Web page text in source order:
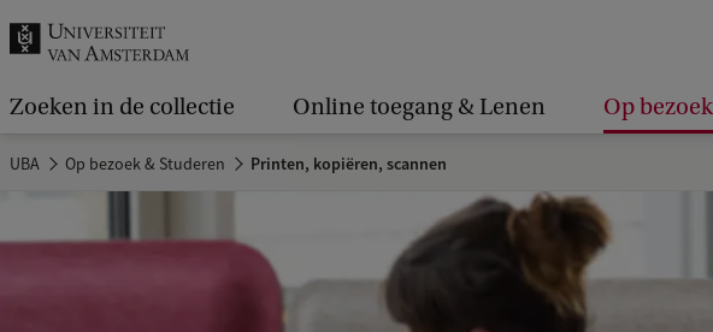
.
Zoeken in de collectie Online toegang & Lenen Op
UBA Op bezoek & Studeren Printen, kopiëren, scannen